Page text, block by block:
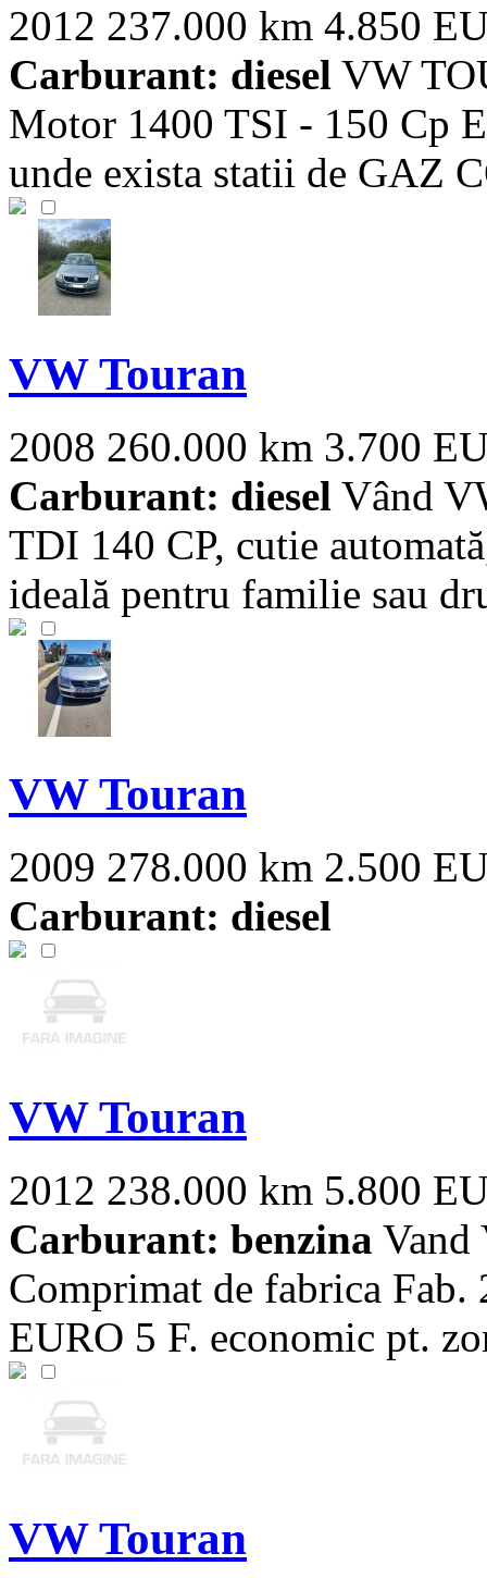
2012 237.000 km 4.850
Carburant: diesel VW
Motor 1400 TSI - 150 Cp
unde exista statii de GAZ
VW Touran
2008 260.000 km 3.700
Carburant: diesel Vând
TDI 140 CP, cutie
ideală pentru familie sau
VW Touran
2009 278.000 km 2.500
Carburant: diesel
VW Touran
2012 238.000 km 5.800
Carburant: benzina Vand
Comprimat de fabrica
EURO 5 F. economic pt.
VW Touran